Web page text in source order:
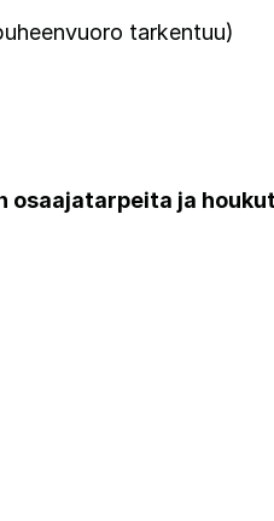
tarkentuu)
osaajatarpeita ja